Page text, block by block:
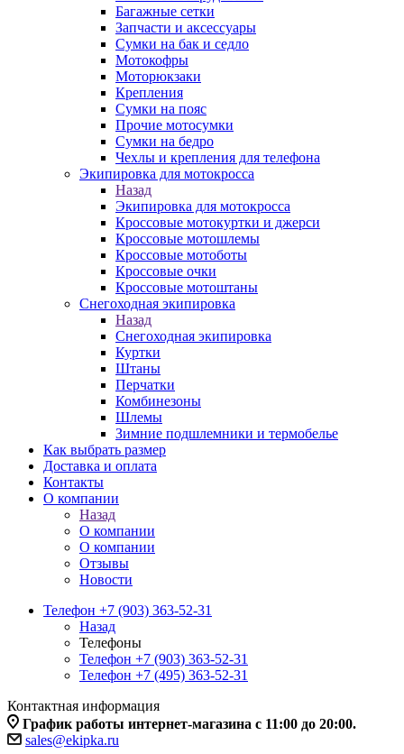
Багажные сетки
Запчасти и аксессуары
Сумки на бак и седло
Мотокофры
Моторюкзаки
Крепления
Сумки на пояс
Прочие мотосумки
Сумки на бедро
Чехлы и крепления для телефона
Экипировка для мотокросса
Назад
Экипировка для мотокросса
Кроссовые мотокуртки и джерси
Кроссовые мотошлемы
Кроссовые мотоботы
Кроссовые очки
Кроссовые мотоштаны
Снегоходная экипировка
Назад
Снегоходная экипировка
Куртки
Штаны
Перчатки
Комбинезоны
Шлемы
Зимние подшлемники и термобелье
Как выбрать размер
Доставка и оплата
Контакты
О компании
Назад
О компании
О компании
Отзывы
Новости
Телефон +7 (903) 363-52-31
Назад
Телефоны
Телефон +7 (903) 363-52-31
Телефон +7 (495) 363-52-31
Контактная информация
График работы интернет-магазина с 11:00 до 20:00.
sales@ekipka.ru